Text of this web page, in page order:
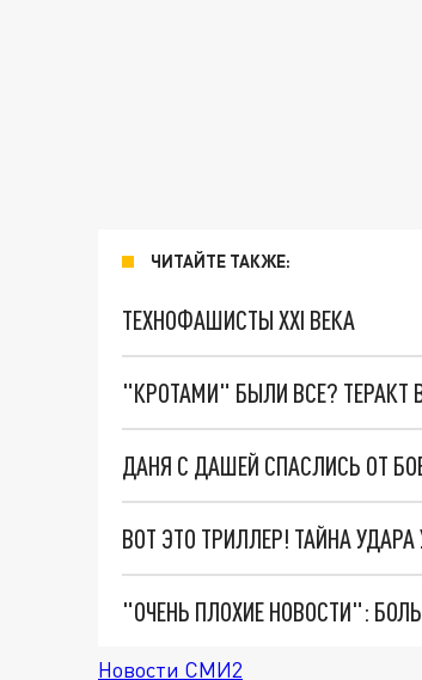
ЧИТАЙТЕ ТАКЖЕ:
ТЕХНОФАШИСТЫ XXI ВЕКА
"КРОТАМИ" БЫЛИ ВСЕ? ТЕРАКТ
ДАНЯ С ДАШЕЙ СПАСЛИСЬ ОТ
ВОТ ЭТО ТРИЛЛЕР! ТАЙНА
Новости СМИ2